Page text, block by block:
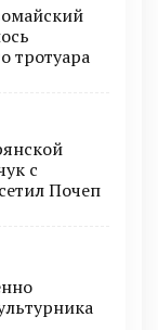
тротуара
с
Почеп